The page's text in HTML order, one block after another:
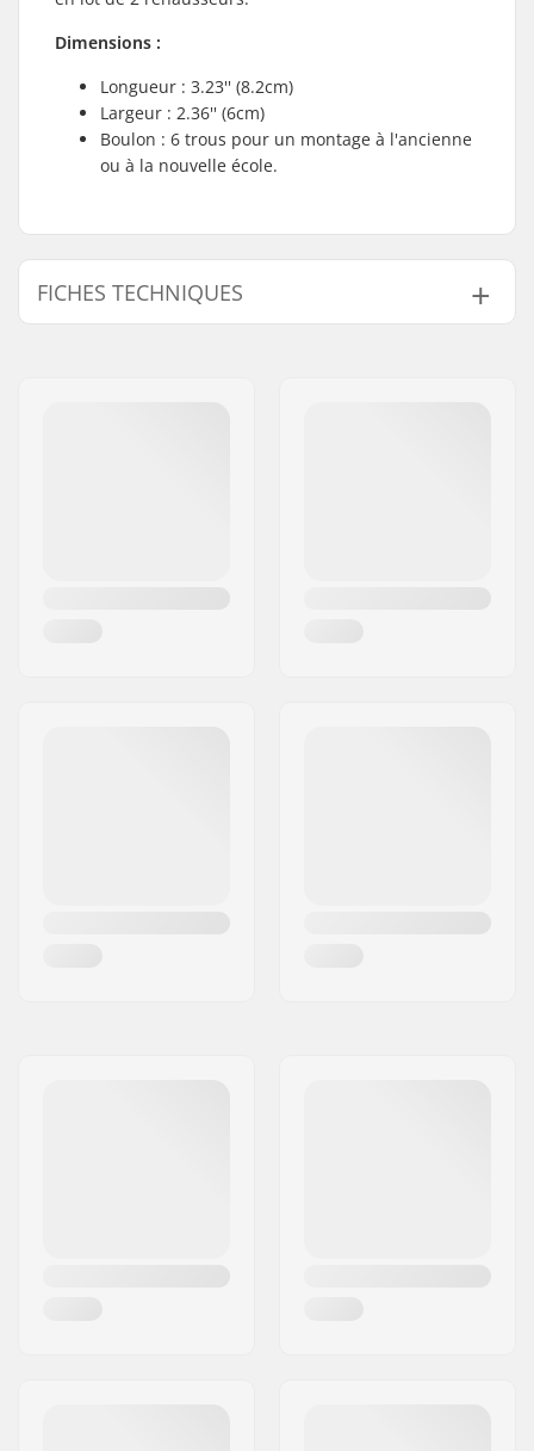
Dimensions :
Longueur : 3.23'' (8.2cm)
Largeur : 2.36'' (6cm)
Boulon : 6 trous pour un montage à l'ancienne
ou à la nouvelle école.
FICHES TECHNIQUES